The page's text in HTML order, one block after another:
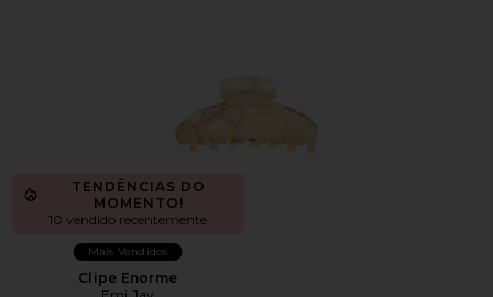
TENDÊNCIAS DO
MOMENTO!
10 vendido recentemente
Mais Vendidos
Clipe Enorme